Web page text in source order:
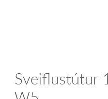
Sveiflustútur